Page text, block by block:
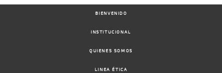
BIENVENIDO
INSTITUCIONAL
QUIENES SOMOS
LINEA ÉTICA